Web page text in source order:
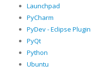
Launchpad
PyCharm
PyDev - Eclipse Plugin
PyQt
Python
Ubuntu